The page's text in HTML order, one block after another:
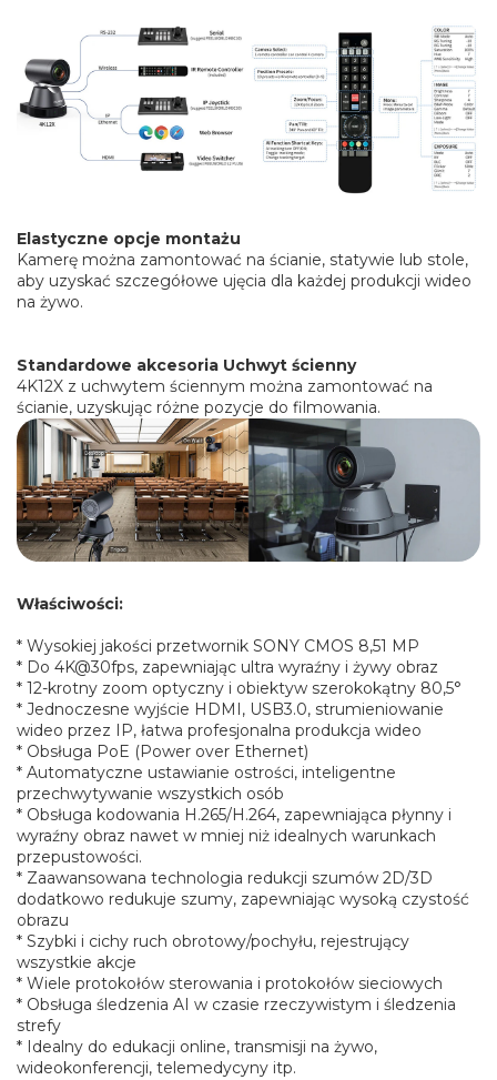
Elastyczne opcje montażu
Kamerę można zamontować na ścianie, statywie lub stole,
aby uzyskać szczegółowe ujęcia dla każdej produkcji wideo
na żywo.
Standardowe akcesoria Uchwyt ścienny
4K12X z uchwytem ściennym można zamontować na
ścianie, uzyskując różne pozycje do filmowania.
Właściwości:
* Wysokiej jakości przetwornik SONY CMOS 8,51 MP
* Do 4K@30fps, zapewniając ultra wyraźny i żywy obraz
* 12-krotny zoom optyczny i obiektyw szerokokątny 80,5°
* Jednoczesne wyjście HDMI, USB3.0, strumieniowanie
wideo przez IP, łatwa profesjonalna produkcja wideo
* Obsługa PoE (Power over Ethernet)
* Automatyczne ustawianie ostrości, inteligentne
przechwytywanie wszystkich osób
* Obsługa kodowania H.265/H.264, zapewniająca płynny i
wyraźny obraz nawet w mniej niż idealnych warunkach
przepustowości.
* Zaawansowana technologia redukcji szumów 2D/3D
dodatkowo redukuje szumy, zapewniając wysoką czystość
obrazu
* Szybki i cichy ruch obrotowy/pochyłu, rejestrujący
wszystkie akcje
* Wiele protokołów sterowania i protokołów sieciowych
* Obsługa śledzenia AI w czasie rzeczywistym i śledzenia
strefy
* Idealny do edukacji online, transmisji na żywo,
wideokonferencji, telemedycyny itp.